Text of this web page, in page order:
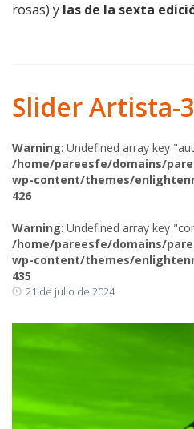
rosas) y las de la sexta
Slider Artista-3
Warning: Undefined array key
/home/pareesfe/domains/
wp-content/themes/
426
Warning: Undefined array key
/home/pareesfe/domains/
wp-content/themes/
435
21 de julio de 2024